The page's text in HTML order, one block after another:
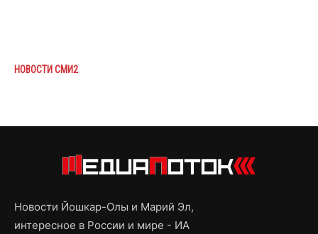
НОВОСТИ СМИ2
Новости Йошкар-Олы и Марий Эл,
интересное в России и мире - ИА